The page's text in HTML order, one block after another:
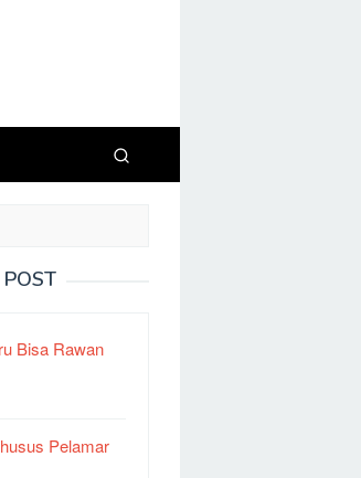
POST
Bisa Rawan
Pelamar